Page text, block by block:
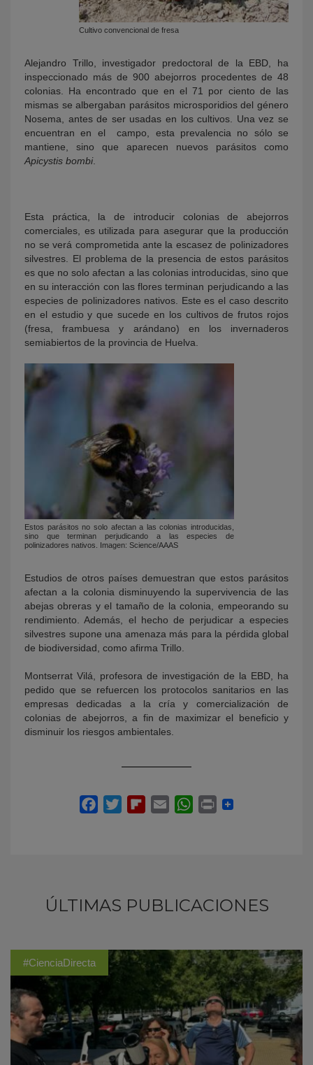
Cultivo convencional de fresa
Alejandro Trillo, investigador predoctoral de la EBD, ha
inspeccionado más de 900 abejorros procedentes de 48
colonias. Ha encontrado que en el 71 por ciento de las
mismas se albergaban parásitos microsporidios del género
Nosema, antes de ser usadas en los cultivos. Una vez se
encuentran en el campo, esta prevalencia no sólo se
mantiene, sino que aparecen nuevos parásitos como
Apicystis bombi.
Esta práctica, la de introducir colonias de abejorros
comerciales, es utilizada para asegurar que la producción
no se verá comprometida ante la escasez de polinizadores
silvestres. El problema de la presencia de estos parásitos
es que no solo afectan a las colonias introducidas, sino que
en su interacción con las flores terminan perjudicando a las
especies de polinizadores nativos. Este es el caso descrito
en el estudio y que sucede en los cultivos de frutos rojos
(fresa, frambuesa y arándano) en los invernaderos
semiabiertos de la provincia de Huelva.
Estos parásitos no solo afectan a las colonias introducidas,
sino que terminan perjudicando a las especies de
polinizadores nativos. Imagen: Science/AAAS
Estudios de otros países demuestran que estos parásitos
afectan a la colonia disminuyendo la supervivencia de las
abejas obreras y el tamaño de la colonia, empeorando su
rendimiento. Además, el hecho de perjudicar a especies
silvestres supone una amenaza más para la pérdida global
de biodiversidad, como afirma Trillo.
Montserrat Vilá, profesora de investigación de la EBD, ha
pedido que se refuercen los protocolos sanitarios en las
empresas dedicadas a la cría y comercialización de
colonias de abejorros, a fin de maximizar el beneficio y
disminuir los riesgos ambientales.
ÚLTIMAS PUBLICACIONES
#CienciaDirecta